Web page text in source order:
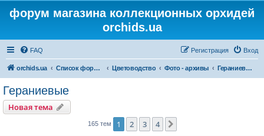
форум магазина коллекционных орхидей
orchids.ua
FAQ Вход
Регистрация
orchids.ua Список форумов Цветоводство Фото - архивы Гераниевые
Гераниевые
Новая тема
165 тем 1 2 3 4